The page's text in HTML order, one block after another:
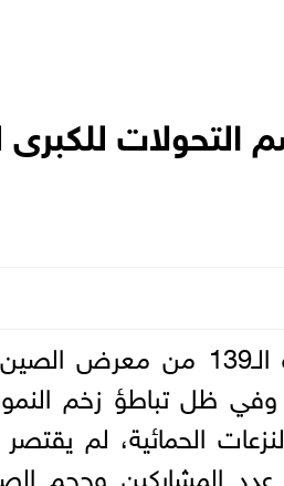
للكبرى
اختُتمت بنجاح فعاليات
ظل تباطؤ زخم النمو
الحمائية، لم
المشاركين وحجم